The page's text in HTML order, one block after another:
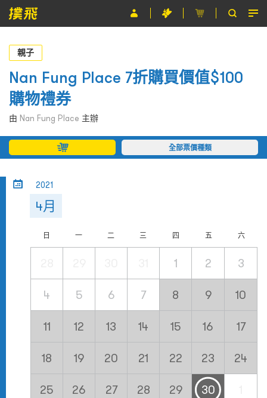
節目
主辦單位
關於撲飛
條款及細則
EN
親子
Nan Fung Place 7折購買價值$100
購物禮券
由 Nan Fung Place 主辦
全部票價種類
2021
4月
日 一 二 三 四 五 六
1 2 3
4 5 6 7 8 9 10
11 12 13 14 15 16 17
18 19 20 21 22 23 24
25 26 27 28 29 30